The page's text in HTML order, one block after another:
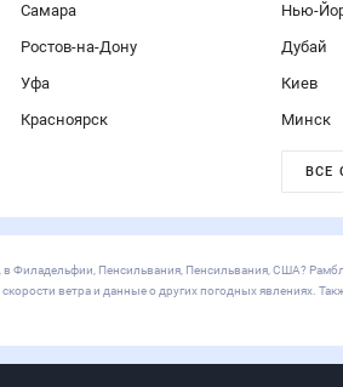
Самара
Ростов-на-Дону
Уфа
Красноярск
Нью-
Дубай
Киев
Минск
ВСЕ
в Филадельфии, Пенсильвания, Пенсильвания, США?
ветра и данные о других погодных явлениях.